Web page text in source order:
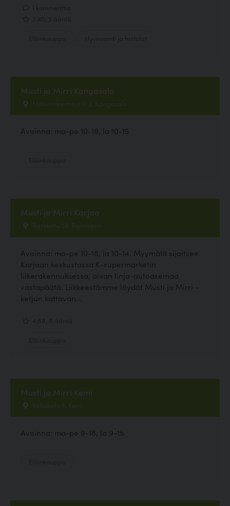
Musti ja Mirri Kangasala
Mäkirinteentie 4 lh 2, Kangasala
Avoinna: ma-pe 10-19, la 10-15
Musti ja Mirri Karjaa
Ratakatu 59, Raasepori
Avoinna: ma-pe 10-18, la 10-14. Myymälä sijaitsee
Karjaan keskustassa K-supermarketin
liikerakennuksessa, aivan linja-autoasemaa
vastapäätä. Liikkeestämme löydät Musti ja Mirri -
ketjun kattavan...
Musti ja Mirri Kemi
Valtakatu 6, Kemi
Avoinna: ma-pe 9-18, la 9-15.